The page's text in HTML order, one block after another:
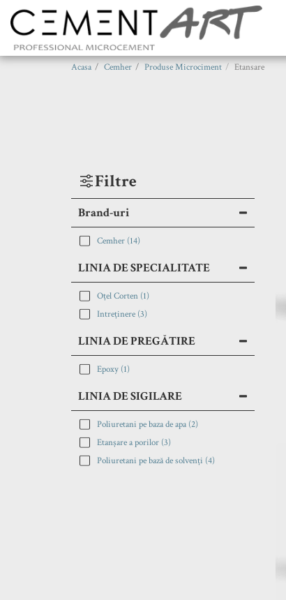
Acasa Cemher Produse Microciment Etansare
Filtre
Brand-uri
Cemher(14)
LINIA DE SIGILARE
Poliuretani pe baza de apa(2)
Etanșare a porilor(3)
Poliuretani pe bază de solvenți (4)
LINIA DE PREGĂTIRE
Epoxy(1)
LINIA DE SPECIALITATE
Oțel Corten(1)
Intreținere(3)